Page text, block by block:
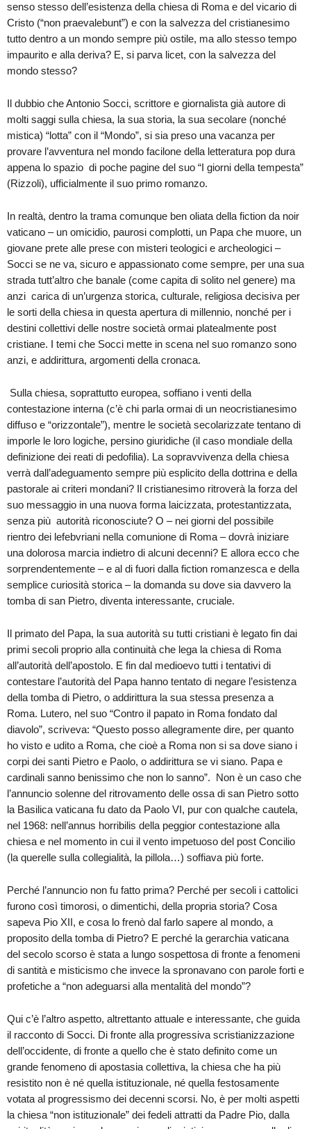
senso stesso dell’esistenza della chiesa di Roma e del vicario di
Cristo (“non praevalebunt”) e con la salvezza del cristianesimo
tutto dentro a un mondo sempre più ostile, ma allo stesso tempo
impaurito e alla deriva? E, si parva licet, con la salvezza del
mondo stesso?
Il dubbio che Antonio Socci, scrittore e giornalista già autore di
molti saggi sulla chiesa, la sua storia, la sua secolare (nonché
mistica) “lotta” con il “Mondo”, si sia preso una vacanza per
provare l’avventura nel mondo facilone della letteratura pop dura
appena lo spazio di poche pagine del suo “I giorni della tempesta”
(Rizzoli), ufficialmente il suo primo romanzo.
In realtà, dentro la trama comunque ben oliata della fiction da noir
vaticano – un omicidio, paurosi complotti, un Papa che muore, un
giovane prete alle prese con misteri teologici e archeologici –
Socci se ne va, sicuro e appassionato come sempre, per una sua
strada tutt’altro che banale (come capita di solito nel genere) ma
anzi carica di un’urgenza storica, culturale, religiosa decisiva per
le sorti della chiesa in questa apertura di millennio, nonché per i
destini collettivi delle nostre società ormai platealmente post
cristiane. I temi che Socci mette in scena nel suo romanzo sono
anzi, e addirittura, argomenti della cronaca.
Sulla chiesa, soprattutto europea, soffiano i venti della
contestazione interna (c’è chi parla ormai di un neocristianesimo
diffuso e “orizzontale”), mentre le società secolarizzate tentano di
imporle le loro logiche, persino giuridiche (il caso mondiale della
definizione dei reati di pedofilia). La sopravvivenza della chiesa
verrà dall’adeguamento sempre più esplicito della dottrina e della
pastorale ai criteri mondani? Il cristianesimo ritroverà la forza del
suo messaggio in una nuova forma laicizzata, protestantizzata,
senza più autorità riconosciute? O – nei giorni del possibile
rientro dei lefebvriani nella comunione di Roma – dovrà iniziare
una dolorosa marcia indietro di alcuni decenni? E allora ecco che
sorprendentemente – e al di fuori dalla fiction romanzesca e della
semplice curiosità storica – la domanda su dove sia davvero la
tomba di san Pietro, diventa interessante, cruciale.
Il primato del Papa, la sua autorità su tutti cristiani è legato fin dai
primi secoli proprio alla continuità che lega la chiesa di Roma
all’autorità dell’apostolo. E fin dal medioevo tutti i tentativi di
contestare l’autorità del Papa hanno tentato di negare l’esistenza
della tomba di Pietro, o addirittura la sua stessa presenza a
Roma. Lutero, nel suo “Contro il papato in Roma fondato dal
diavolo”, scriveva: “Questo posso allegramente dire, per quanto
ho visto e udito a Roma, che cioè a Roma non si sa dove siano i
corpi dei santi Pietro e Paolo, o addirittura se vi siano. Papa e
cardinali sanno benissimo che non lo sanno”. Non è un caso che
l’annuncio solenne del ritrovamento delle ossa di san Pietro sotto
la Basilica vaticana fu dato da Paolo VI, pur con qualche cautela,
nel 1968: nell’annus horribilis della peggior contestazione alla
chiesa e nel momento in cui il vento impetuoso del post Concilio
(la querelle sulla collegialità, la pillola…) soffiava più forte.
Perché l’annuncio non fu fatto prima? Perché per secoli i cattolici
furono così timorosi, o dimentichi, della propria storia? Cosa
sapeva Pio XII, e cosa lo frenò dal farlo sapere al mondo, a
proposito della tomba di Pietro? E perché la gerarchia vaticana
del secolo scorso è stata a lungo sospettosa di fronte a fenomeni
di santità e misticismo che invece la spronavano con parole forti e
profetiche a “non adeguarsi alla mentalità del mondo”?
Qui c’è l’altro aspetto, altrettanto attuale e interessante, che guida
il racconto di Socci. Di fronte alla progressiva scristianizzazione
dell’occidente, di fronte a quello che è stato definito come un
grande fenomeno di apostasia collettiva, la chiesa che ha più
resistito non è né quella istituzionale, né quella festosamente
votata al progressismo dei decenni scorsi. No, è per molti aspetti
la chiesa “non istituzionale” dei fedeli attratti da Padre Pio, dalla